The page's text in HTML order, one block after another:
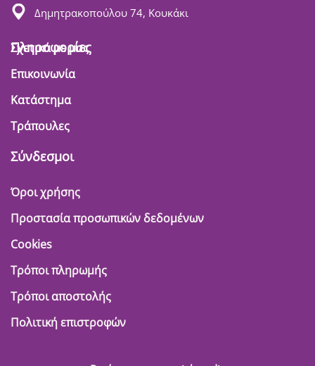
Δημητρακοπούλου 74, Κουκάκι
Πληροφορίες
Σχετικά με μας
Επικοινωνία
Κατάστημα
Τράπουλες
Σύνδεσμοι
Όροι χρήσης
Προστασία προσωπικών δεδομένων
Cookies
Τρόποι πληρωμής
Τρόποι αποστολής
Πολιτική επιστροφών